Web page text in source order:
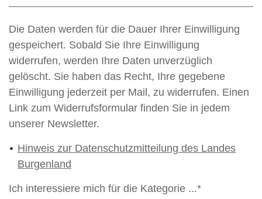
Die Daten werden für die Dauer Ihrer Einwilligung
gespeichert. Sobald Sie Ihre Einwilligung
widerrufen, werden Ihre Daten unverzüglich
gelöscht. Sie haben das Recht, Ihre gegebene
Einwilligung jederzeit per Mail, zu widerrufen. Einen
Link zum Widerrufsformular finden Sie in jedem
unserer Newsletter.
Hinweis zur Datenschutzmitteilung des Landes
Burgenland
Ich interessiere mich für die Kategorie ...*